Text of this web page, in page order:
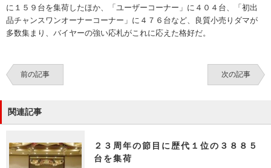
に１５９台を集荷したほか、「ユーザーコーナー」に４０４台、「初出
品チャンスワンオーナーコーナー」に４７６台など、良質小売りダマが
多数集まり、バイヤーの強い応札がこれに応えた格好だ。
前の記事 次の記事
関連記事
２３周年の節目に歴代１位の３８８５
台を集荷